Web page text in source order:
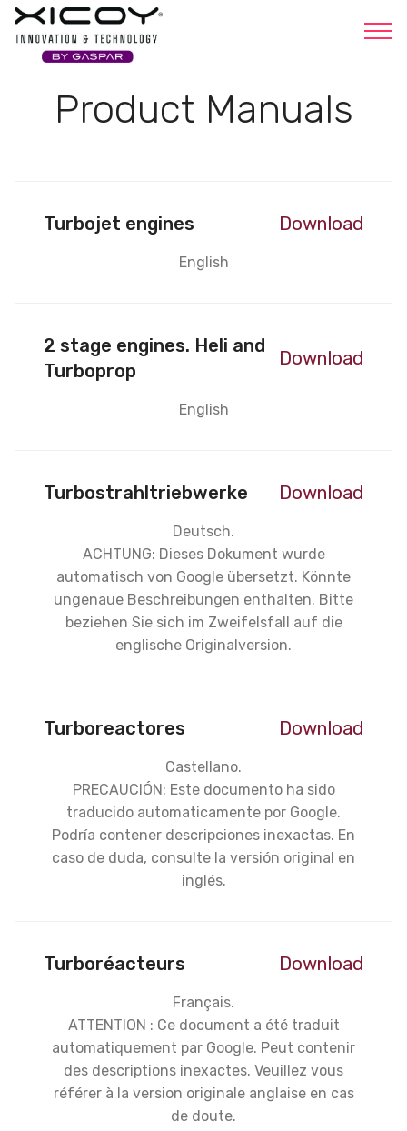
Product Manuals
Turbojet engines Download
English
2 stage engines. Heli and
Turboprop
Download
English
Turbostrahltriebwerke Download
Deutsch.
ACHTUNG: Dieses Dokument wurde
automatisch von Google übersetzt. Könnte
ungenaue Beschreibungen enthalten. Bitte
beziehen Sie sich im Zweifelsfall auf die
englische Originalversion.
Turboreactores Download
Castellano.
PRECAUCIÓN: Este documento ha sido
traducido automaticamente por Google.
Podría contener descripciones inexactas. En
caso de duda, consulte la versión original en
inglés.
Turboréacteurs Download
Français.
ATTENTION : Ce document a été traduit
automatiquement par Google. Peut contenir
des descriptions inexactes. Veuillez vous
référer à la version originale anglaise en cas
de doute.